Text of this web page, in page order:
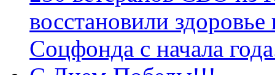
восстановили
Соцфонда с начала